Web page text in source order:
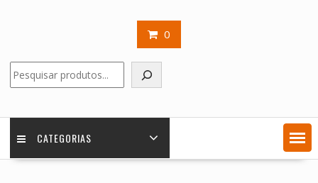
0
CATEGORIAS